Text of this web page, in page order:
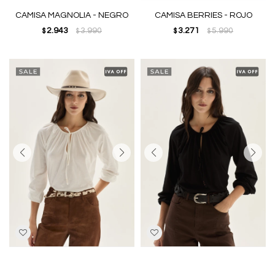
CAMISA MAGNOLIA - NEGRO
$ 2.943 $3.990
CAMISA BERRIES - ROJO
$ 3.271 $5.990